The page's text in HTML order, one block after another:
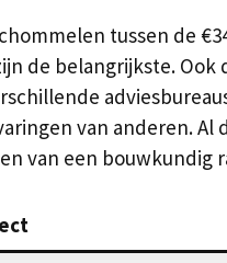
tussen de
de belangrijkste.
van anderen.
van een bouwkundig